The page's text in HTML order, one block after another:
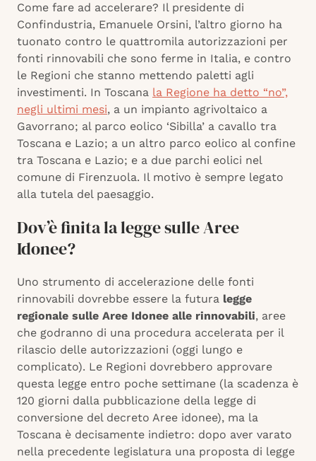
Come fare ad accelerare? Il presidente di
Confindustria, Emanuele Orsini, l’altro giorno ha
tuonato contro le quattromila autorizzazioni per
fonti rinnovabili che sono ferme in Italia, e contro
le Regioni che stanno mettendo paletti agli
investimenti. In Toscana la Regione ha detto “no”,
negli ultimi mesi, a un impianto agrivoltaico a
Gavorrano; al parco eolico ‘Sibilla’ a cavallo tra
Toscana e Lazio; a un altro parco eolico al confine
tra Toscana e Lazio; e a due parchi eolici nel
comune di Firenzuola. Il motivo è sempre legato
alla tutela del paesaggio.
Dov’è finita la legge sulle Aree
Idonee?
Uno strumento di accelerazione delle fonti
rinnovabili dovrebbe essere la futura legge
regionale sulle Aree Idonee alle rinnovabili, aree
che godranno di una procedura accelerata per il
rilascio delle autorizzazioni (oggi lungo e
complicato). Le Regioni dovrebbero approvare
questa legge entro poche settimane (la scadenza è
120 giorni dalla pubblicazione della legge di
conversione del decreto Aree idonee), ma la
Toscana è decisamente indietro: dopo aver varato
nella precedente legislatura una proposta di legge